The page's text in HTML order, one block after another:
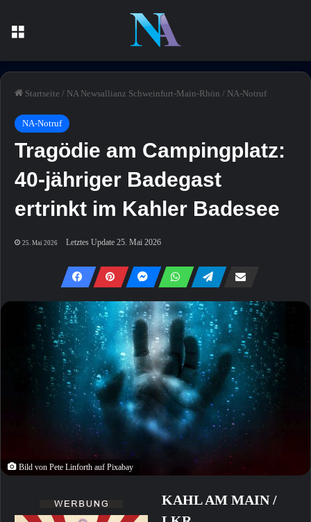
Startseite / NA Newsallianz Schweinfurt-Main-Rhön / NA-Notruf
NA-Notruf
Tragödie am Campingplatz:
40-jähriger Badegast
ertrinkt im Kahler Badesee
25. Mai 2026 Letztes Update 25. Mai 2026
Bild von Pete Linforth auf Pixabay
KAHL AM MAIN /